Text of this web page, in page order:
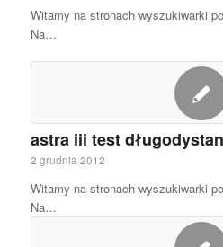
Witamy na stronach wyszukiwarki
Na…
astra iii test
2 grudnia 2012
Witamy na stronach wyszukiwarki
Na…